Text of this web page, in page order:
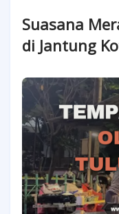
Suasana
di Jantung